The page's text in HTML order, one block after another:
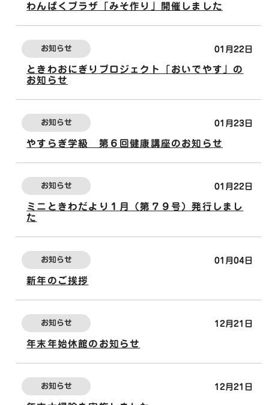
わんぱくプラザ「みそ作り」開催しました
01月22日
お知らせ
ときわおにぎりプロジェクト「おいでやす」の
お知らせ
01月23日
お知らせ
やすらぎ学級 第６回健康講座のお知らせ
01月22日
お知らせ
ミニときわだより１月（第７９号）発行しまし
た
01月04日
お知らせ
新年のご挨拶
12月21日
お知らせ
年末年始休館のお知らせ
12月21日
お知らせ